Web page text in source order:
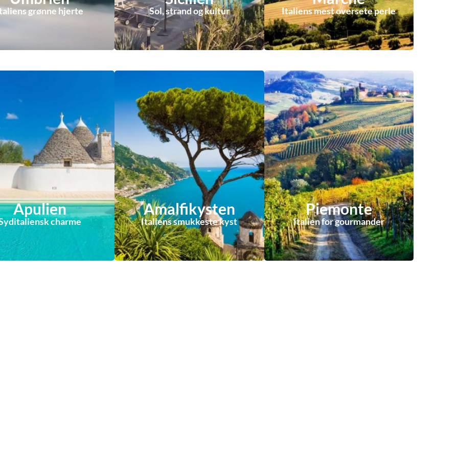
grønne hjerte Sol, strand og kultur Italiens mest oversete perle
Apulien
charme
Amalfikysten
Italiens smukkeste kyst
Piemonte
Italien for gourmander